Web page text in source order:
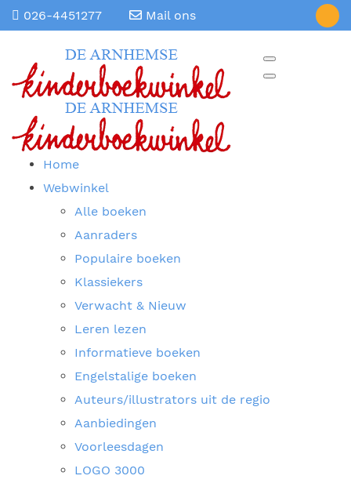
026-4451277 Mail ons
Home
Webwinkel
Alle boeken
Aanraders
Populaire boeken
Klassiekers
Verwacht & Nieuw
Leren lezen
Informatieve boeken
Engelstalige boeken
Auteurs/illustrators uit de regio
Aanbiedingen
Voorleesdagen
LOGO 3000